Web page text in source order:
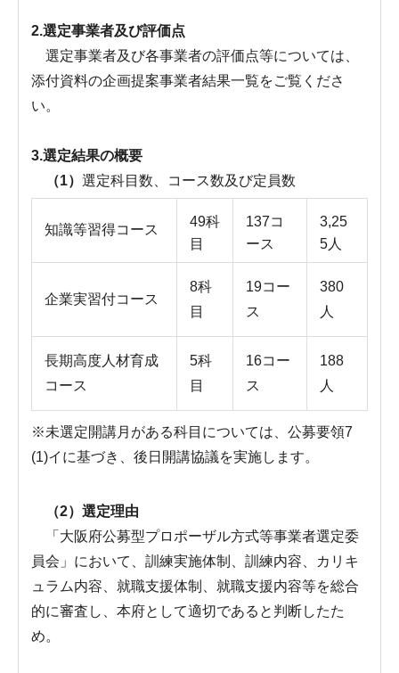
2.選定事業者及び評価点
選定事業者及び各事業者の評価点等については、
添付資料の企画提案事業者結果一覧をご覧くださ
い。
3.選定結果の概要
（1） 選定科目数、コース数及び定員数
知識等習得コース
49科
目
137コ
ース
3,25
5人
企業実習付コース
8科
目
19コー
ス
380
人
長期高度人材育成
コース
5科
目
16コー
ス
188
人
※未選定開講月がある科目については、公募要領7
(1)イに基づき、後日開講協議を実施します。
（2）選定理由
「大阪府公募型プロポーザル方式等事業者選定委
員会」において、訓練実施体制、訓練内容、カリキ
ュラム内容、就職支援体制、就職支援内容等を総合
的に審査し、本府として適切であると判断したた
め。